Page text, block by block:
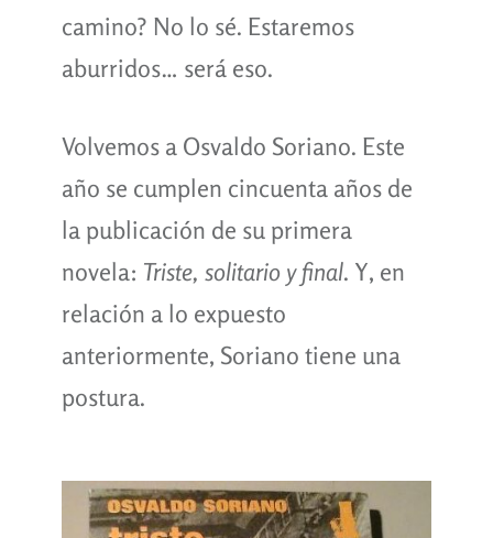
camino? No lo sé. Estaremos
aburridos… será eso.
Volvemos a Osvaldo Soriano. Este
año se cumplen cincuenta años de
la publicación de su primera
novela: Triste, solitario y final. Y, en
relación a lo expuesto
anteriormente, Soriano tiene una
postura.